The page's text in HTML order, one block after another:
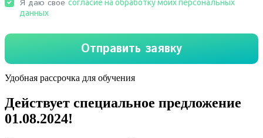
Удобная рассрочка для обучения
Действует специальное предложение
01.08.2024!